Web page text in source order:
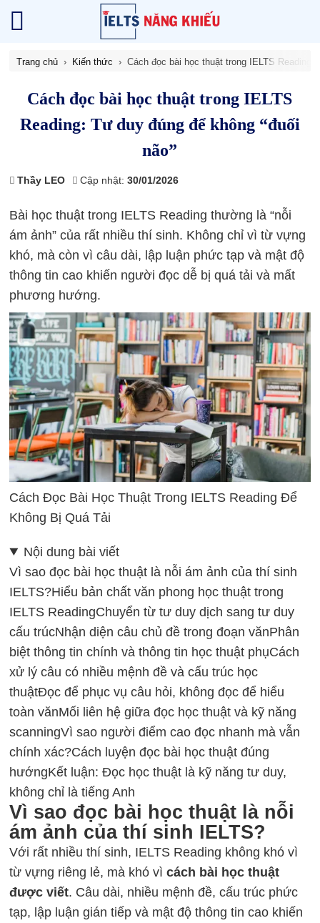
Trang chủ Kiến thức Cách đọc bài học thuật trong IELTS Reading:
Cách đọc bài học thuật trong IELTS
Reading: Tư duy đúng để không “đuối
não”
Thầy LEO Cập nhật:30/01/2026
Bài học thuật trong IELTS Reading thường là “nỗi
ám ảnh” của rất nhiều thí sinh. Không chỉ vì từ vựng
khó, mà còn vì câu dài, lập luận phức tạp và mật độ
thông tin cao khiến người đọc dễ bị quá tải và mất
phương hướng.
Cách Đọc Bài Học Thuật Trong IELTS Reading Để
Không Bị Quá Tải
Nội dung bài viết
Vì sao đọc bài học thuật là nỗi ám ảnh của thí sinh
IELTS?Hiểu bản chất văn phong học thuật trong
IELTS ReadingChuyển từ tư duy dịch sang tư duy
cấu trúcNhận diện câu chủ đề trong đoạn vănPhân
biệt thông tin chính và thông tin học thuật phụCách
xử lý câu có nhiều mệnh đề và cấu trúc học
thuậtĐọc để phục vụ câu hỏi, không đọc để hiểu
toàn vănMối liên hệ giữa đọc học thuật và kỹ năng
scanningVì sao người điểm cao đọc nhanh mà vẫn
chính xác?Cách luyện đọc bài học thuật đúng
hướngKết luận: Đọc học thuật là kỹ năng tư duy,
không chỉ là tiếng Anh
Vì sao đọc bài học thuật là nỗi
ám ảnh của thí sinh IELTS?
Với rất nhiều thí sinh, IELTS Reading không khó vì
từ vựng riêng lẻ, mà khó vìcách bài học thuật
được viết. Câu dài, nhiều mệnh đề, cấu trúc phức
tạp, lập luận gián tiếp và mật độ thông tin cao khiến